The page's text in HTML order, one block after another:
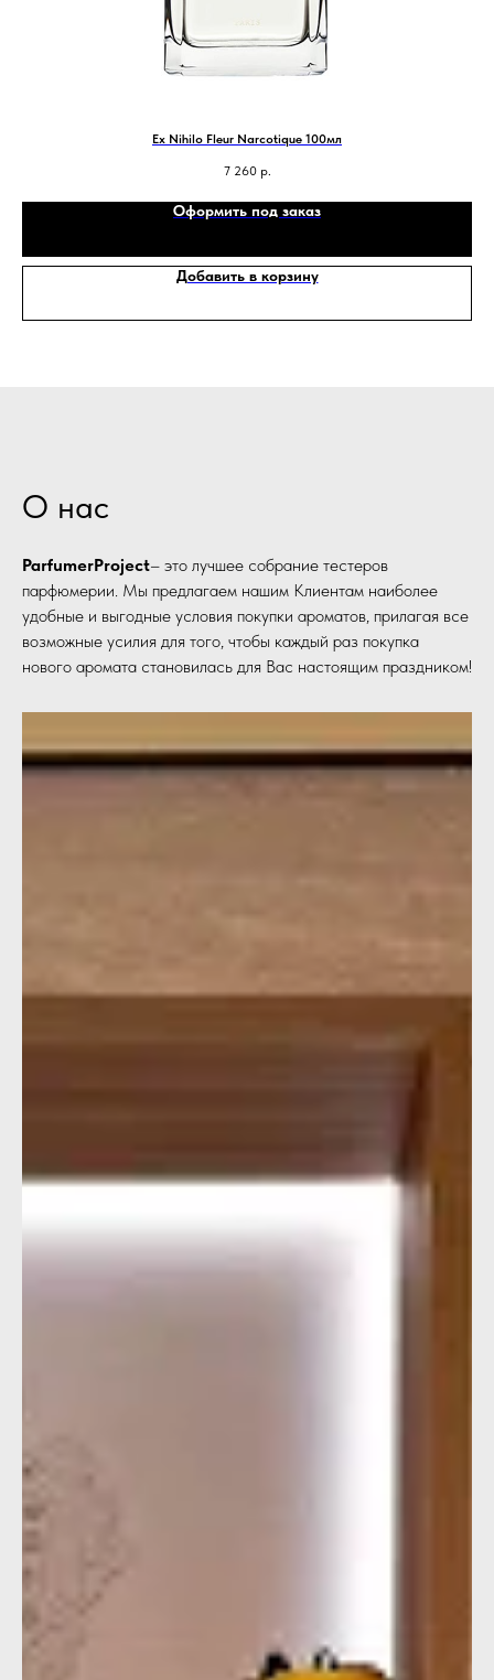
Ex Nihilo Fleur Narcotique 100мл
7 260 р.
Оформить под заказ
Добавить в корзину
О нас
ParfumerProject– это лучшее собрание тестеров
парфюмерии. Мы предлагаем нашим Клиентам наиболее
удобные и выгодные условия покупки ароматов, прилагая все
возможные усилия для того, чтобы каждый раз покупка
нового аромата становилась для Вас настоящим праздником!